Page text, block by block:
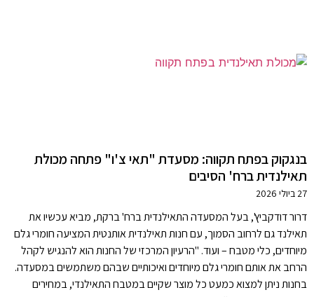
בנגקוק בפתח תקווה: מסעדת "תאי צ'ו" פתחה מכולת
תאילנדית ברח' הסיבים
27 ביולי 2026
דרור דודקביץ', בעל המסעדה התאילנדית ברח' ברקת, מביא עכשיו את
תאילנד גם לרחוב הסמוך, עם חנות תאילנדית אותנטית המציעה חומרי גלם
מיוחדים, כלי מטבח – ועוד. "הרעיון המרכזי של החנות הוא להנגיש לקהל
הרחב את אותם חומרי גלם מיוחדים ואיכותיים שבהם משתמשים במסעדה.
בחנות ניתן למצוא כמעט כל מוצר שקיים במטבח התאילנדי, במחירים